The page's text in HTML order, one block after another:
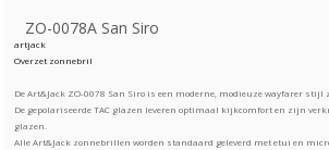
ZO-0078A San Siro
artjack
Overzet zonnebril
De Art&Jack ZO-0078 San Siro is een moderne, modieuze wayfarer stijl
De gepolariseerde TAC glazen leveren optimaal kijkcomfort en zijn
glazen.
Alle Art&Jack zonnebrillen worden standaard geleverd met etui en